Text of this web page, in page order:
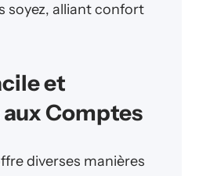
soyez, alliant confort
et
Comptes
diverses manières